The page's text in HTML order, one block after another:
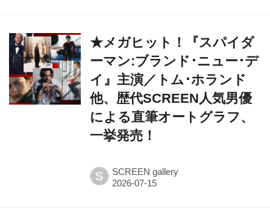
イ』主演／トム･ホランド
他、歴代SCREEN人気男優
による直筆オートグラフ、
一挙発売！
SCREEN gallery